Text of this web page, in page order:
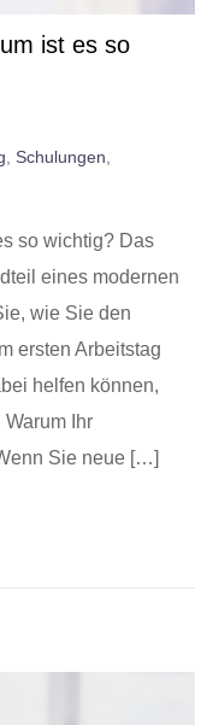
ist es so
Schulungen
so wichtig? Das
eines modernen
wie Sie den
ersten Arbeitstag
helfen können,
Ihr
Sie neue […]